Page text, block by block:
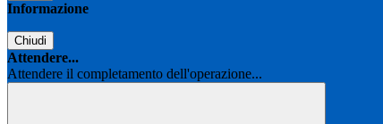
Informazione
Chiudi
Attendere...
Attendere il completamento dell'operazione...